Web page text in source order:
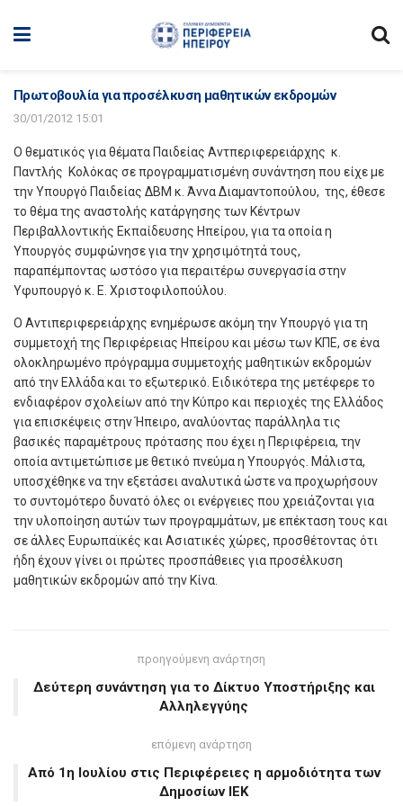
Πρωτοβουλία για προσέλκυση μαθητικών εκδρομών
30/01/2012 15:01
Ο θεματικός για θέματα Παιδείας Αντπεριφερειάρχης κ.
Παντλής Κολόκας σε προγραμματισμένη συνάντηση που είχε με
την Υπουργό Παιδείας ΔΒΜ κ. Άννα Διαμαντοπούλου, της, έθεσε
το θέμα της αναστολής κατάργησης των Κέντρων
Περιβαλλοντικής Εκπαίδευσης Ηπείρου, για τα οποία η
Υπουργός συμφώνησε για την χρησιμότητά τους,
παραπέμποντας ωστόσο για περαιτέρω συνεργασία στην
Υφυπουργό κ. Ε. Χριστοφιλοπούλου.
Ο Αντιπεριφερειάρχης ενημέρωσε ακόμη την Υπουργό για τη
συμμετοχή της Περιφέρειας Ηπείρου και μέσω των ΚΠΕ, σε ένα
ολοκληρωμένο πρόγραμμα συμμετοχής μαθητικών εκδρομών
από την Ελλάδα και το εξωτερικό. Ειδικότερα της μετέφερε το
ενδιαφέρον σχολείων από την Κύπρο και περιοχές της Ελλάδος
για επισκέψεις στην Ήπειρο, αναλύοντας παράλληλα τις
βασικές παραμέτρους πρότασης που έχει η Περιφέρεια, την
οποία αντιμετώπισε με θετικό πνεύμα η Υπουργός. Μάλιστα,
υποσχέθηκε να την εξετάσει αναλυτικά ώστε να προχωρήσουν
το συντομότερο δυνατό όλες οι ενέργειες που χρειάζονται για
την υλοποίηση αυτών των προγραμμάτων, με επέκταση τους και
σε άλλες Ευρωπαϊκές και Ασιατικές χώρες, προσθέτοντας ότι
ήδη έχουν γίνει οι πρώτες προσπάθειες για προσέλκυση
μαθητικών εκδρομών από την Κίνα.
προηγούμενη ανάρτηση
Δεύτερη συνάντηση για το Δίκτυο Υποστήριξης και
Αλληλεγγύης
επόμενη ανάρτηση
Από 1η Ιουλίου στις Περιφέρειες η αρμοδιότητα των
Δημοσίων ΙΕΚ